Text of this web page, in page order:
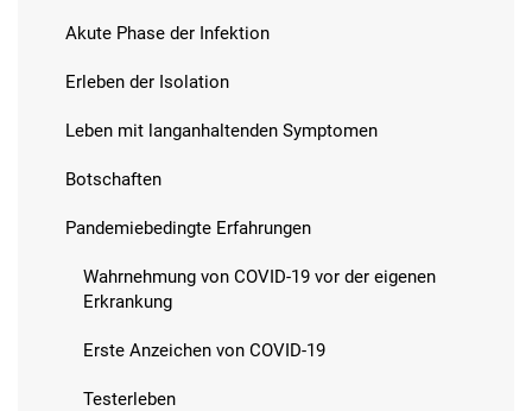
Akute Phase der Infektion
Erleben der Isolation
Leben mit langanhaltenden Symptomen
Botschaften
Pandemiebedingte Erfahrungen
Wahrnehmung von COVID-19 vor der eigenen
Erkrankung
Erste Anzeichen von COVID-19
Testerleben